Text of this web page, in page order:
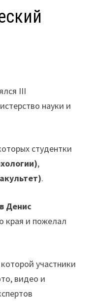
III
науки и
студентки
,
.
Денис
края и пожелал
участники
видео и